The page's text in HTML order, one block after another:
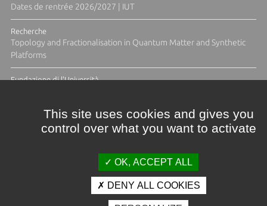
Dates de rentrée 2026/2027 | IUT
Recherche
Topology and Fractionalisation in Quantum Matter and Synthetic
Platforms
Fundazione di l'Università
Crédits et mentions légales
This site uses cookies and gives you
control over what you want to activate
OK, ACCEPT ALL
DENY ALL COOKIES